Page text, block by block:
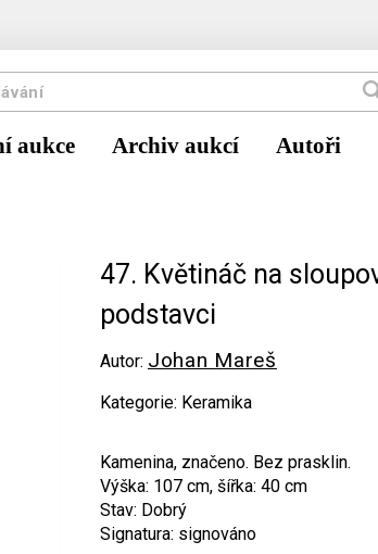
aukce Archiv aukcí Autoři
47. Květináč na
podstavci
Autor: Johan Mareš
Kategorie: Keramika
Kamenina, značeno. Bez prasklin.
Výška: 107 cm, šířka: 40 cm
Stav: Dobrý
Signatura: signováno